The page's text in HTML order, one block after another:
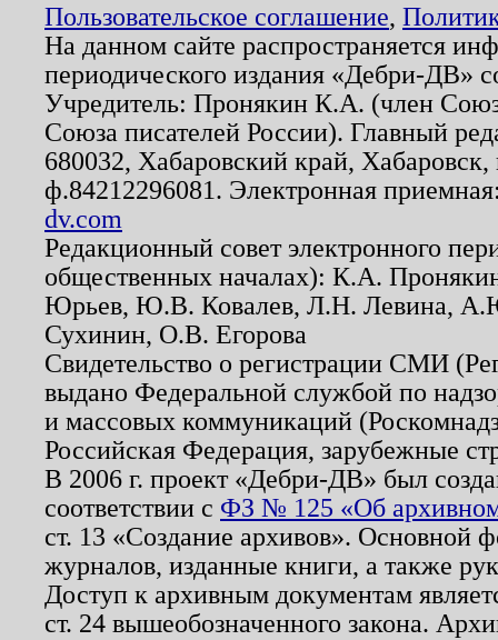
Пользовательское соглашение,
На данном сайте распространяется
периодического издания «Дебри-ДВ»
Учредитель: Пронякин К.А. (член
Союза писателей России). Главный
680032, Хабаровский край,
ф.84212296081. Электронная
dv.com
Редакционный совет электронного
общественных началах): К.А.
Юрьев, Ю.В. Ковалев, Л.Н. Левина,
Сухинин, О.В. Егорова
Свидетельство о регистрации СМИ
выдано Федеральной службой по
и массовых коммуникаций
Российская Федерация, зарубежные
В 2006 г. проект «Дебри-ДВ» был
соответствии с ФЗ № 125 «Об
ст. 13 «Создание архивов». Основной
журналов, изданные книги, а также
Доступ к архивным документам
ст. 24 вышеобозначенного закона.